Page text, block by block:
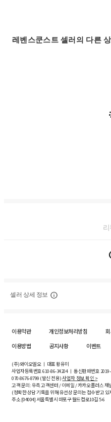
레벤스쿤스트 셀러의 다른
셀러 상세 정보
이용약관 개인정보처리방침
이용방법
공지사항 이벤트
(주)와이오엘오 ㅣ 대표 황유미
사업자등록번호610-86-34204ㅣ 통신판매번호
070-8676-8799 (발신 전용)사업자 정보 확인 >
고객 문의: 우측 고객센터 / 이메일 / 카카오플러스 채
(정확한 상담 기록을 위해 유선상 문의는 접수받고 있
주소 [04004] 서울특별시 마포구 월드컵로10길5-6